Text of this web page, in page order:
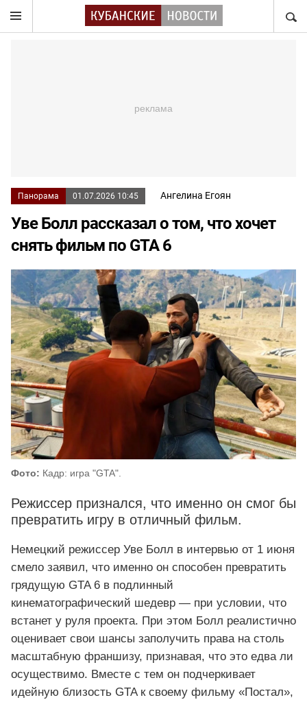
Панорама 01.07.2026 10:45 Ангелина Егоян
Уве Болл рассказал о том, что хочет
снять фильм по GTA 6
Фото: Кадр: игра "GTA".
Режиссер признался, что именно он смог бы
превратить игру в отличный фильм.
Немецкий режиссер Уве Болл в интервью от 1 июня
смело заявил, что именно он способен превратить
грядущую GTA 6 в подлинный
кинематографический шедевр — при условии, что
встанет у руля проекта. При этом Болл реалистично
оценивает свои шансы заполучить права на столь
масштабную франшизу, признавая, что это едва ли
осуществимо. Вместе с тем он подчеркивает
идейную близость GTA к своему фильму «Постал»,